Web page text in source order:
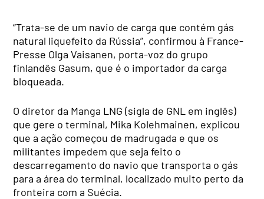
“Trata-se de um navio de carga que contém gás
natural liquefeito da Rússia”, confirmou à France-
Presse Olga Vaisanen, porta-voz do grupo
finlandês Gasum, que é o importador da carga
bloqueada.
O diretor da Manga LNG (sigla de GNL em inglês)
que gere o terminal, Mika Kolehmainen, explicou
que a ação começou de madrugada e que os
militantes impedem que seja feito o
descarregamento do navio que transporta o gás
para a área do terminal, localizado muito perto da
fronteira com a Suécia.